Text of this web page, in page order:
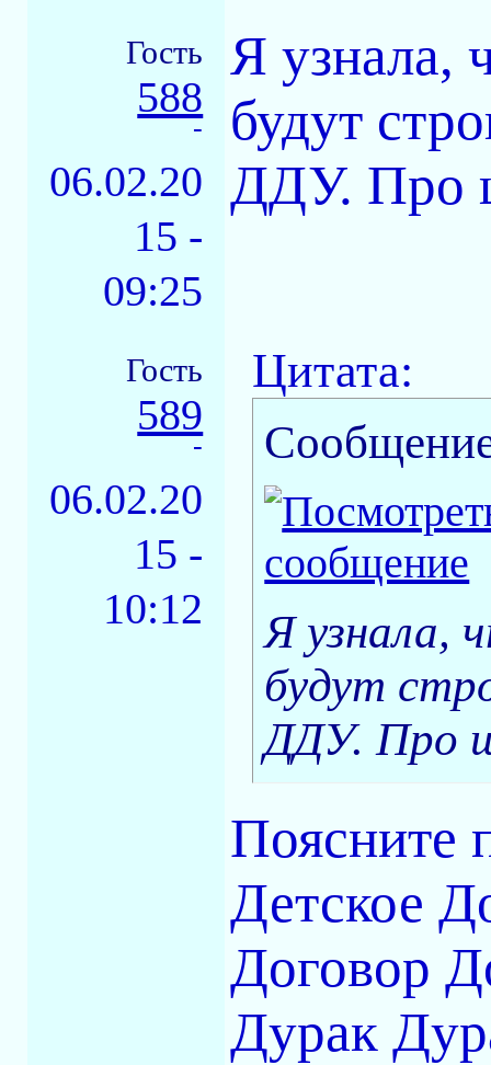
Гость
588
-
06.02.20
15 -
09:25
Я узнала,
будут
ДДУ. Про
Гость
589
-
06.02.20
15 -
10:12
Цитата:
Я узнала,
будут
ДДУ. Про
Поясните
Детское
Договор
Дурак